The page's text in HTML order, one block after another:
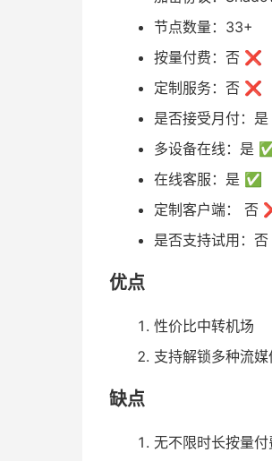
节点数量：33+
按量付费：否 ❌
定制服务：否 ❌
是否接受月付：
多设备在线：是
在线客服：是 ✅
定制客户端： 否
是否支持试用：
优点
性价比中转机场
支持解锁多种流
缺点
无不限时长按量付